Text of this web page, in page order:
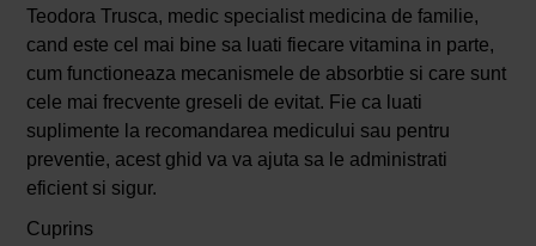
Teodora Trusca, medic specialist medicina de familie,
cand este cel mai bine sa luati fiecare vitamina in parte,
cum functioneaza mecanismele de absorbtie si care sunt
cele mai frecvente greseli de evitat. Fie ca luati
suplimente la recomandarea medicului sau pentru
preventie, acest ghid va va ajuta sa le administrati
eficient si sigur.
Cuprins